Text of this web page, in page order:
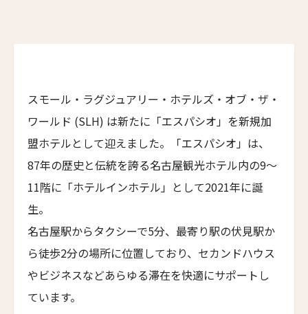
カステル・ボー・サイト
Castel Beau Site
ザ・グレース
The Grace
ムンドゥク・キャビンbyデサ・ヘイ
Munduk Cabins by Desa Hay
シーナ・ヴィラ・マティルデ
Sina Villa Matilde
ザボラ・エステート
Zabola Estate
8人
9人
10人
11人
12人
13人
7人
8人
10人
11人
スモール・ラグジュアリー・ホテルズ・オブ・ザ・
ワールド (SLH) は新たに「エスパシオ」を新規加
盟ホテルとして迎えました。「エスパシオ」は、
87年の歴史と伝統を誇る名古屋観光ホテル内の9〜
11階に「ホテルインホテル」として2021年に誕
生。
名古屋駅からタクシーで5分、最寄り駅の伏見駅か
ら徒歩2分の場所に位置しており、セカンドハウス
やビジネスなどあらゆる滞在を快適にサポートし
ています。